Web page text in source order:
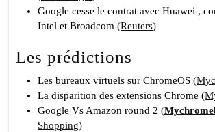
Google cesse le contrat avec Huawei ,
Intel et Broadcom (Reuters)
Les prédictions
Les bureaux virtuels sur ChromeOS (
La disparition des extensions Chrome (
Google Vs Amazon round 2 (
Shopping)